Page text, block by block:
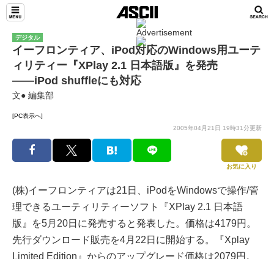
デジタル
イーフロンティア、iPod対応のWindows用ユーテ
ィリティー『XPlay 2.1 日本語版』を発売
――iPod shuffleにも対応
文● 編集部
[PC表示へ]
2005年04月21日 19時31分更新
お気に入り
(株)イーフロンティアは21日、iPodをWindowsで操作/管
理できるユーティリティーソフト『XPlay 2.1 日本語
版』を5月20日に発売すると発表した。価格は4179円。
先行ダウンロード販売を4月22日に開始する。『Xplay
Limited Edition』からのアップグレード価格は2079円。